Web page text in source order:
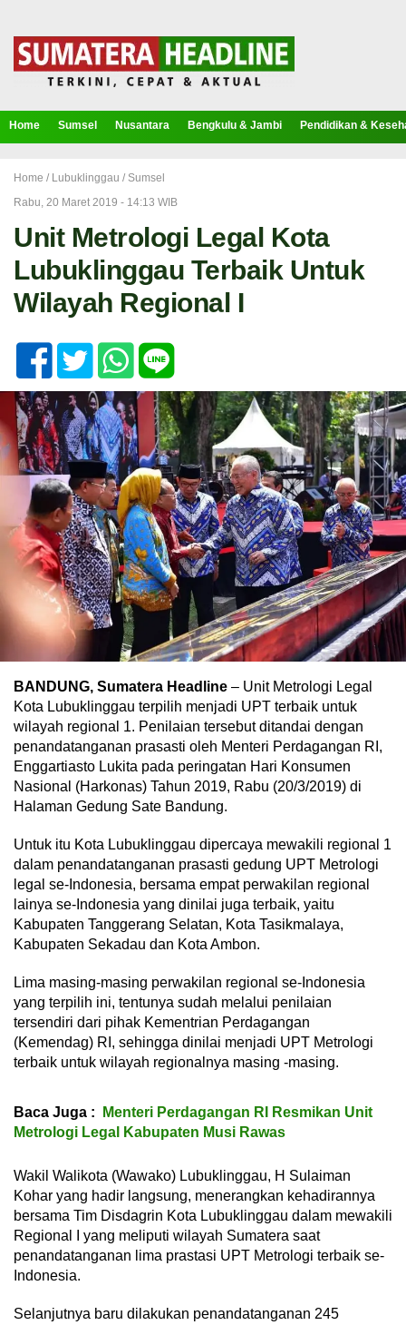
Home Sumsel Nusantara Bengkulu & Jambi Pendidikan &
Home / Lubuklinggau / Sumsel
Rabu, 20 Maret 2019 - 14:13 WIB
Unit Metrologi Legal Kota
Lubuklinggau Terbaik Untuk
Wilayah Regional I
BANDUNG, Sumatera Headline – Unit Metrologi Legal
Kota Lubuklinggau terpilih menjadi UPT terbaik untuk
wilayah regional 1. Penilaian tersebut ditandai dengan
penandatanganan prasasti oleh Menteri Perdagangan RI,
Enggartiasto Lukita pada peringatan Hari Konsumen
Nasional (Harkonas) Tahun 2019, Rabu (20/3/2019) di
Halaman Gedung Sate Bandung.
Untuk itu Kota Lubuklinggau dipercaya mewakili regional 1
dalam penandatanganan prasasti gedung UPT Metrologi
legal se-Indonesia, bersama empat perwakilan regional
lainya se-Indonesia yang dinilai juga terbaik, yaitu
Kabupaten Tanggerang Selatan, Kota Tasikmalaya,
Kabupaten Sekadau dan Kota Ambon.
Lima masing-masing perwakilan regional se-Indonesia
yang terpilih ini, tentunya sudah melalui penilaian
tersendiri dari pihak Kementrian Perdagangan
(Kemendag) RI, sehingga dinilai menjadi UPT Metrologi
terbaik untuk wilayah regionalnya masing -masing.
Baca Juga :
Menteri Perdagangan RI Resmikan Unit
Metrologi Legal Kabupaten Musi Rawas
Wakil Walikota (Wawako) Lubuklinggau, H Sulaiman
Kohar yang hadir langsung, menerangkan kehadirannya
bersama Tim Disdagrin Kota Lubuklinggau dalam mewakili
Regional I yang meliputi wilayah Sumatera saat
penandatanganan lima prastasi UPT Metrologi terbaik se-
Indonesia.
Selanjutnya baru dilakukan penandatanganan 245